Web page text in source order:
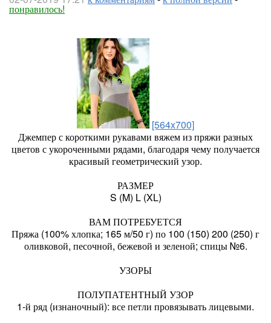
понравилось!
[564x700]
Джемпер с короткими рукавами вяжем из пряжи разных
цветов с укороченными рядами, благодаря чему получается
красивый геометрический узор.
РАЗМЕР
S (M) L (XL)
ВАМ ПОТРЕБУЕТСЯ
Пряжа (100% хлопка; 165 м/50 г) по 100 (150) 200 (250) г
оливковой, песочной, бежевой и зеленой; спицы №6.
УЗОРЫ
ПОЛУПАТЕНТНЫЙ УЗОР
1-й ряд (изнаночный): все петли провязывать лицевыми.